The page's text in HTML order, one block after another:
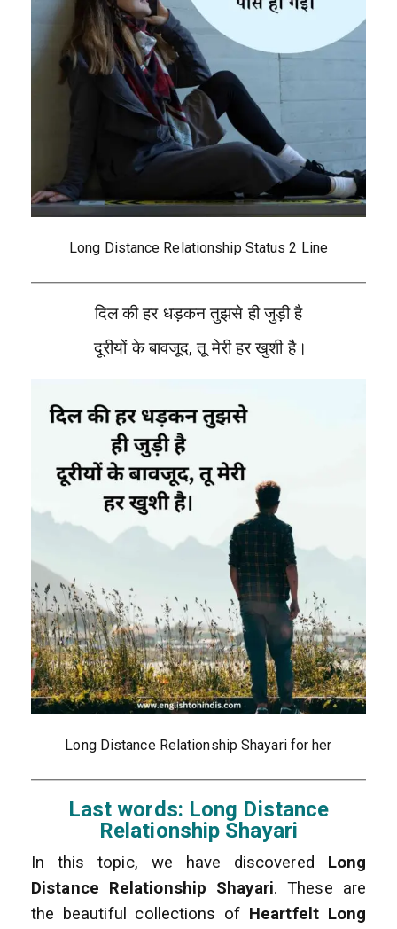
Long Distance Relationship Status 2 Line
दिल की हर धड़कन तुझसे ही जुड़ी है
दूरीयों के बावजूद, तू मेरी हर खुशी है।
Long Distance Relationship Shayari for her
Last words: Long Distance
Relationship Shayari
In this topic, we have discovered Long
Distance Relationship Shayari. These are
the beautiful collections of Heartfelt Long